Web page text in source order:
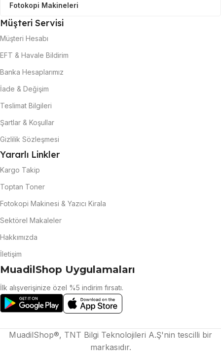
Fotokopi Makineleri
Müşteri Servisi
Müşteri Hesabı
EFT & Havale Bildirim
Banka Hesaplarımız
İade & Değişim
Teslimat Bilgileri
Şartlar & Koşullar
Gizlilik Sözleşmesi
Yararlı Linkler
Kargo Takip
Toptan Toner
Fotokopi Makinesi & Yazıcı Kirala
Sektörel Makaleler
Hakkımızda
İletişim
MuadilShop Uygulamaları
İlk alışverişinize özel %5 indirim fırsatı.
MuadilShop®, TNT Bilgi Teknolojileri A.Ş'nin tescilli bir
markasıdır.